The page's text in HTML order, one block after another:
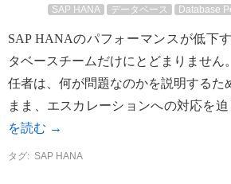
SAP HANA
データベース Database
SAP HANAのパフォーマンスが低下
タベースチームだけにとどまりません
任者は、何が問題なのかを説明するた
まま、エスカレーションへの対応を
を読む →
タグ: SAP HANA